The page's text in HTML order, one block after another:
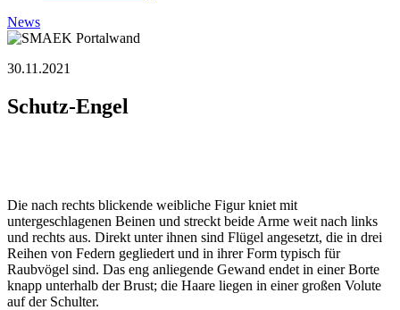
News
30.11.2021
Schutz-Engel
Die nach rechts blickende weibliche Figur kniet mit
untergeschlagenen Beinen und streckt beide Arme weit nach links
und rechts aus. Direkt unter ihnen sind Flügel angesetzt, die in drei
Reihen von Federn gegliedert und in ihrer Form typisch für
Raubvögel sind. Das eng anliegende Gewand endet in einer Borte
knapp unterhalb der Brust; die Haare liegen in einer großen Volute
auf der Schulter.